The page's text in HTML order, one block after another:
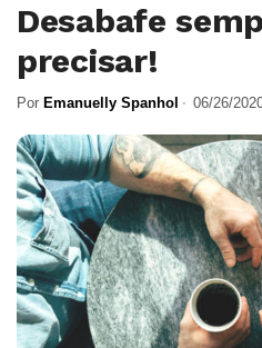
Desabafe
precisar!
Por Emanuelly Spanhol 06/26/